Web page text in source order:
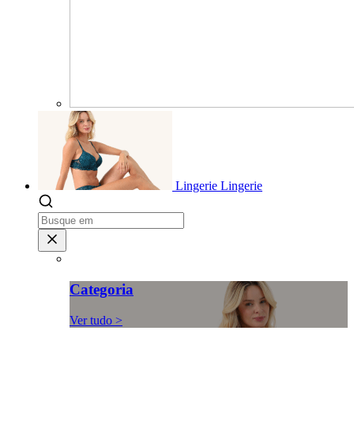
Lingerie Lingerie
Categoria
Ver tudo >